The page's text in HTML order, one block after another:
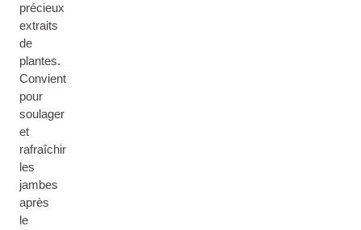
précieux
extraits
de
plantes.
Convient
pour
soulager
et
rafraîchir
les
jambes
après
le